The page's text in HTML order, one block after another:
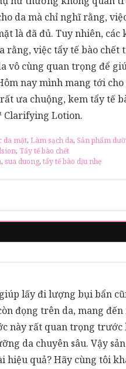
da mà chỉ nghĩ rằng,
là đã đủ. Tuy nhiên, các
rằng, việc tẩy tế bào chết
vô cùng quan trọng để
nay mình mang tới cho
ưa chuộng, kem tẩy tế
Clarifying Lotion.
da mặt, Làm sạch da, Sản phẩm
, Tẩy tế bào chết
, sua duong, tẩy tế bào dịu nhẹ
lấy đi lượng bụi bẩn
đọng trên da, mang
này rất quan trọng
da chuyên sâu. Vậy
hiệu quả? Hãy cùng tôi